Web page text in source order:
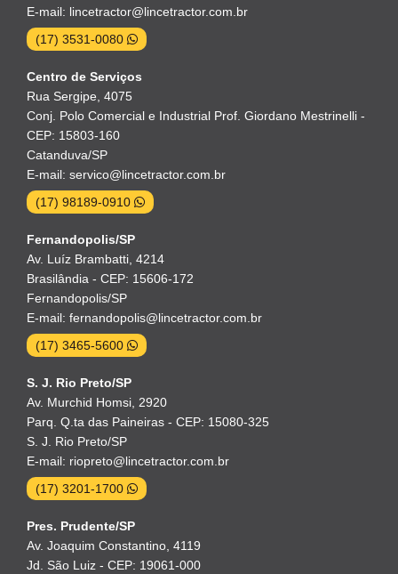
E-mail: lincetractor@lincetractor.com.br
(17) 3531-0080
Centro de Serviços
Rua Sergipe, 4075
Conj. Polo Comercial e Industrial Prof. Giordano Mestrinelli -
CEP: 15803-160
Catanduva/SP
E-mail: servico@lincetractor.com.br
(17) 98189-0910
Fernandopolis/SP
Av. Luíz Brambatti, 4214
Brasilândia - CEP: 15606-172
Fernandopolis/SP
E-mail: fernandopolis@lincetractor.com.br
(17) 3465-5600
S. J. Rio Preto/SP
Av. Murchid Homsi, 2920
Parq. Q.ta das Paineiras - CEP: 15080-325
S. J. Rio Preto/SP
E-mail: riopreto@lincetractor.com.br
(17) 3201-1700
Pres. Prudente/SP
Av. Joaquim Constantino, 4119
Jd. São Luiz - CEP: 19061-000